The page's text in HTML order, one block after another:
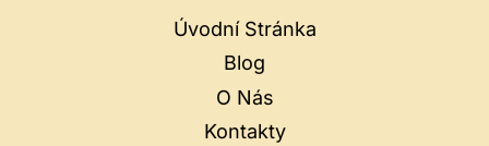
Úvodní Stránka
Blog
O Nás
Kontakty